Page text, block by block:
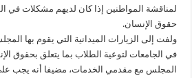
لمناقشة المواطنين إذا كان لديهم مشكلات في
حقوق الإنسان.
ولفت إلى الزيارات الميدانية التي يقوم بها
في الجامعات لتوعية الطلاب بما يتعلق بحقوق
المجلس مع مقدمي الخدمات، مضيفا أنه يجب